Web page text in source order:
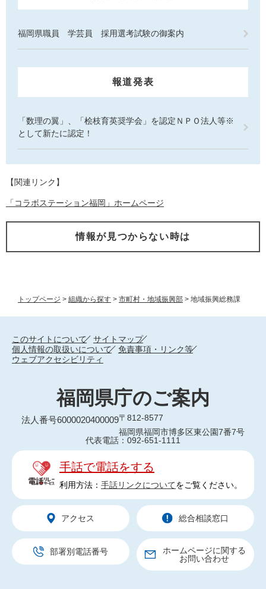
トップページ > 組織から探す > 市町村・地域振興部 > 地域振興総務課
福岡県職員 学芸員 採用選考試験の御案内
報道発表
「数理の翼」、「桧枝育英奨学会」を認定ＮＰＯ法人等※
として新たに認定！
【関連リンク】
「コラボステーション福岡」ホームページ
情報が見つからない時は
このサイトについて
サイトマップ
個人情報の取扱いについて
免責事項・リンク等
ウェブアクセシビリティ
福岡県庁のご案内
法人番号6000020400009〒812-8577
福岡県福岡市博多区東公園7番7号
代表電話：092-651-1111
手話で電話をする
利用方法： 手話リンクについてをご覧ください。
アクセス 総合相談窓口
部署別電話番号
ホームページに関する
お問い合わせ